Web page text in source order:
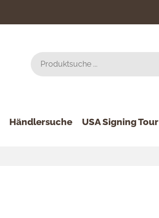
Händlersuche USA Signing Tour